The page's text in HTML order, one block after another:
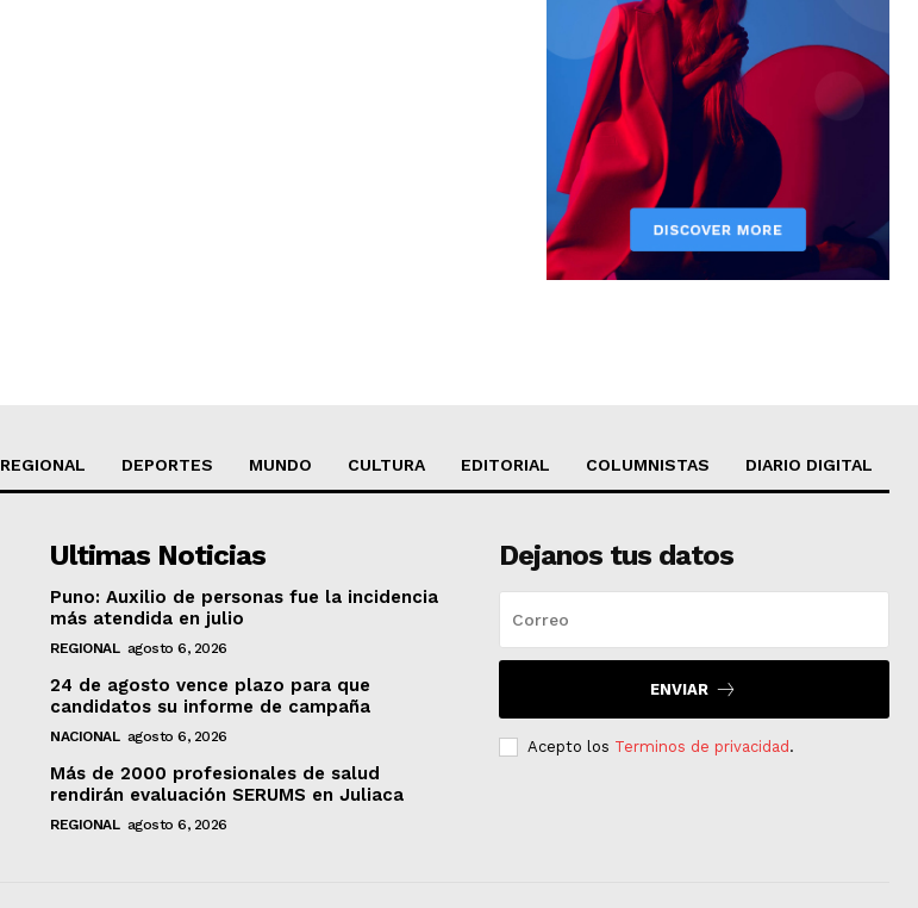
REGIONAL DEPORTES MUNDO CULTURA EDITORIAL COLUMNISTAS DIARIO DIGITAL
Ultimas Noticias
Puno: Auxilio de personas fue la incidencia
más atendida en julio
REGIONAL agosto 6, 2026
24 de agosto vence plazo para que
candidatos su informe de campaña
NACIONAL agosto 6, 2026
Más de 2000 profesionales de salud
rendirán evaluación SERUMS en Juliaca
REGIONAL agosto 6, 2026
Dejanos tus datos
ENVIAR
Acepto los Terminos de privacidad .